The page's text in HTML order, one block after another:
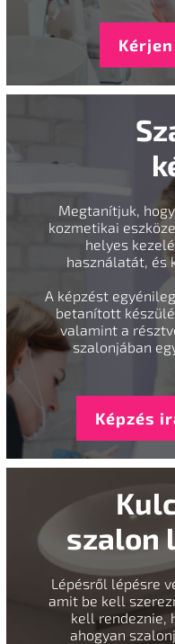
Megtanítjuk,
kozmetikai
helyes
használatát, és
A képzést
betanított
valamint a
szalonjában
Képzés
szalon
Lépésről lépésre
amit be kell
kell rendeznie,
ahogyan